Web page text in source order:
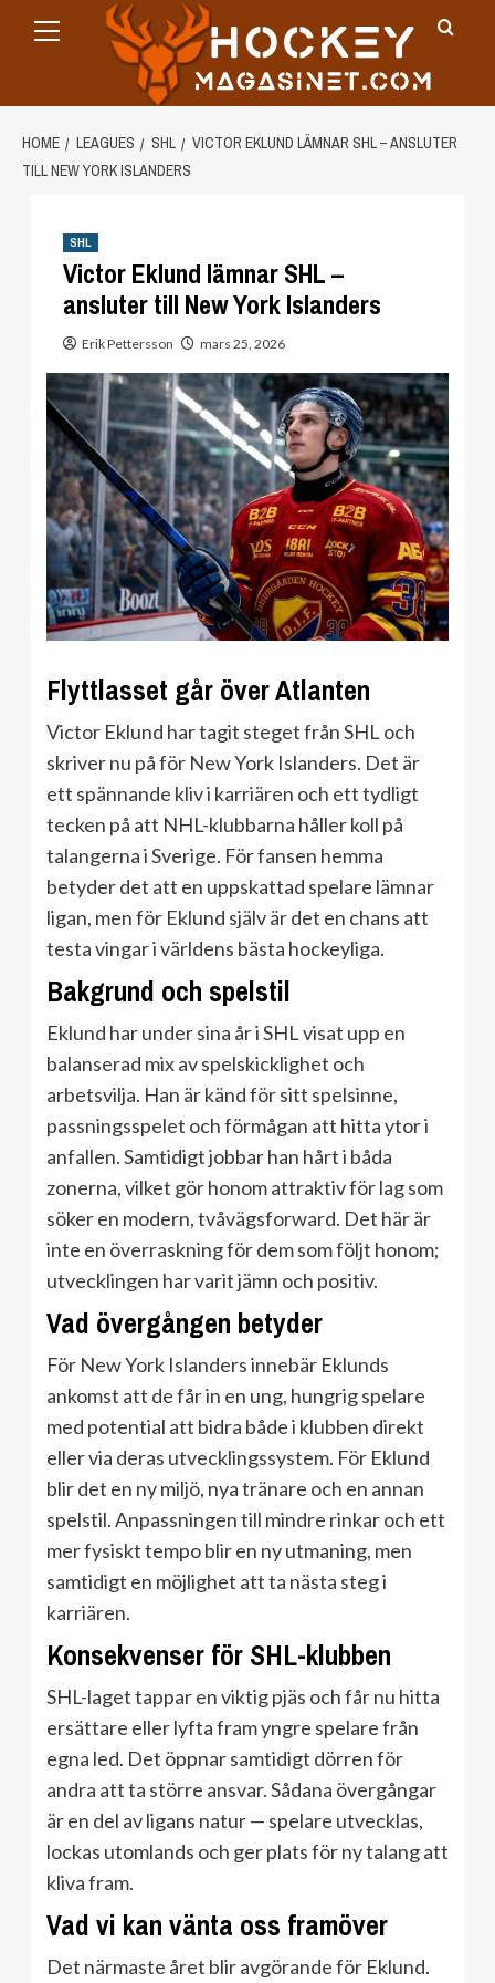
Menu
HOME LEAGUES SHL
VICTOR EKLUND LÄMNAR SHL – ANSLUTER
TILL NEW YORK ISLANDERS
SHL
Victor Eklund lämnar SHL –
ansluter till New York Islanders
Erik Pettersson mars 25, 2026
Flyttlasset går över Atlanten
Victor Eklund har tagit steget från SHL och
skriver nu på för New York Islanders. Det är
ett spännande kliv i karriären och ett tydligt
tecken på att NHL-klubbarna håller koll på
talangerna i Sverige. För fansen hemma
betyder det att en uppskattad spelare lämnar
ligan, men för Eklund själv är det en chans att
testa vingar i världens bästa hockeyliga.
Bakgrund och spelstil
Eklund har under sina år i SHL visat upp en
balanserad mix av spelskicklighet och
arbetsvilja. Han är känd för sitt spelsinne,
passningsspelet och förmågan att hitta ytor i
anfallen. Samtidigt jobbar han hårt i båda
zonerna, vilket gör honom attraktiv för lag som
söker en modern, tvåvägsforward. Det här är
inte en överraskning för dem som följt honom;
utvecklingen har varit jämn och positiv.
Vad övergången betyder
För New York Islanders innebär Eklunds
ankomst att de får in en ung, hungrig spelare
med potential att bidra både i klubben direkt
eller via deras utvecklingssystem. För Eklund
blir det en ny miljö, nya tränare och en annan
spelstil. Anpassningen till mindre rinkar och ett
mer fysiskt tempo blir en ny utmaning, men
samtidigt en möjlighet att ta nästa steg i
karriären.
Konsekvenser för SHL-klubben
SHL-laget tappar en viktig pjäs och får nu hitta
ersättare eller lyfta fram yngre spelare från
egna led. Det öppnar samtidigt dörren för
andra att ta större ansvar. Sådana övergångar
är en del av ligans natur — spelare utvecklas,
lockas utomlands och ger plats för ny talang att
kliva fram.
Vad vi kan vänta oss framöver
Det närmaste året blir avgörande för Eklund.